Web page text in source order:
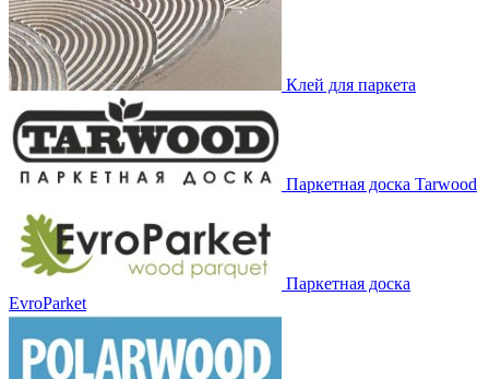
Клей для паркета
Паркетная доска Tarwood
Паркетная доска
EvroParket